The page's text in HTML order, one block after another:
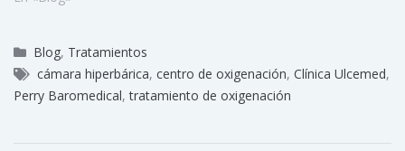
Blog, Tratamientos
cámara hiperbárica, centro de oxigenación, Clínica Ulcemed,
Perry Baromedical,tratamiento de oxigenación